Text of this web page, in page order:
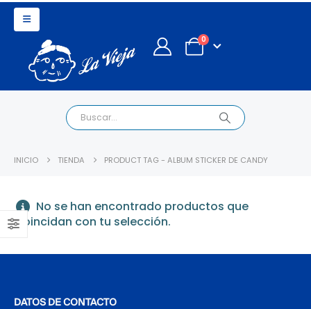
0
INICIO TIENDA PRODUCT TAG - ALBUM STICKER DE CANDY
No se han encontrado productos que
coincidan con tu selección.
DATOS DE CONTACTO